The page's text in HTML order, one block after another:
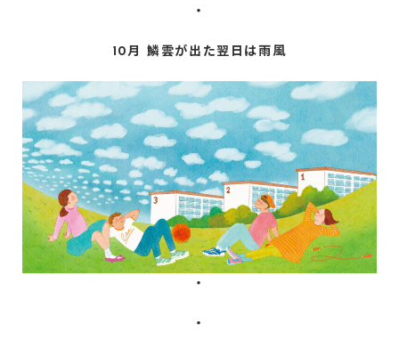
・
10月 鱗雲が出た翌日は雨風
・
・